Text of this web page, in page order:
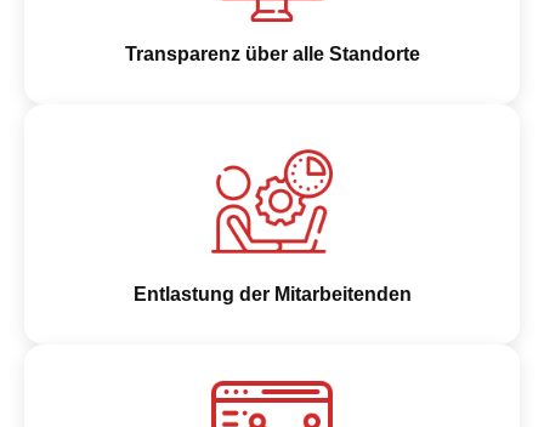
Transparenz über alle Standorte
Entlastung der Mitarbeitenden